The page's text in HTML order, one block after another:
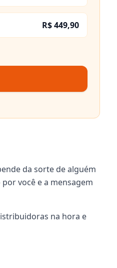
R$ 449,90
da sorte de alguém
você e a mensagem
na hora e